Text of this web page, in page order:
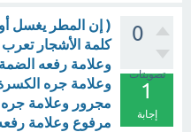
0
تصويتات
1
إجابة
( إن المطر يغسل
كلمة الأشجار
وعلامة رفعه
وعلامة جره
مجرور وعلامة
مرفوع وعلامة